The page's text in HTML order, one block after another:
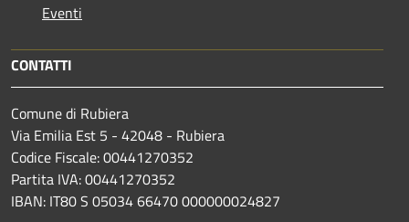
Eventi
CONTATTI
Comune di Rubiera
Via Emilia Est 5 - 42048 - Rubiera
Codice Fiscale: 00441270352
Partita IVA: 00441270352
IBAN: IT80 S 05034 66470 000000024827